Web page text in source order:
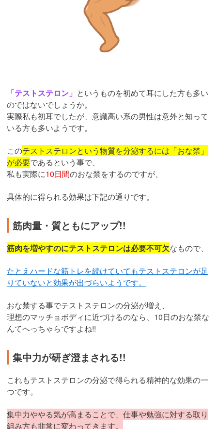
「テストステロン」 というものを初めて耳にした方も多い
のではないでしょうか。
実際私も初耳でしたが、意識高い系の男性は意外と知って
いる方も多いようです。
このテストステロンという物質を分泌するには「おな禁」
が必要であるという事で、
私も実際に10日間のおな禁をするのですが、
具体的に得られる効果は下記の通りです。
筋肉量・質ともにアップ!!
筋肉を増やすのにテストステロンは必要不可欠なもので、
たとえハードな筋トレを続けていてもテストステロンが足
りていないと効果が出づらいようです。
おな禁する事でテストステロンの分泌が増え、
理想のマッチョボディに近づけるのなら、10日のおな禁な
んてへっちゃらですよね!!
集中力が研ぎ澄まされる!!
これもテストステロンの分泌で得られる精神的な効果の一
つです。
集中力ややる気が高まることで、仕事や勉強に対する取り
組み方も非常に変わってきます。